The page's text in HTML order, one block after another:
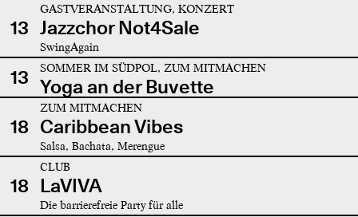
13
GASTVERANSTALTUNG, KONZERT
Jazzchor Not4Sale
SwingAgain
13 SOMMER IM SÜDPOL, ZUM MITMACHEN
Yoga an der Buvette
18
ZUM MITMACHEN
Caribbean Vibes
Salsa, Bachata, Merengue
18
CLUB
LaVIVA
Die barrierefreie Party für alle